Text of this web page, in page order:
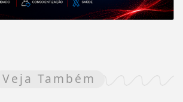
Veja Também